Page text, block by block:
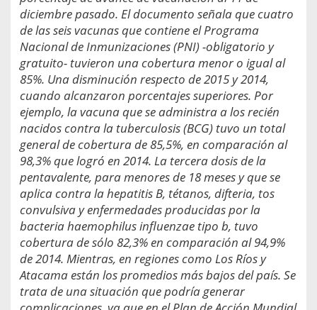
diciembre pasado. El documento señala que cuatro
de las seis vacunas que contiene el Programa
Nacional de Inmunizaciones (PNI) -obligatorio y
gratuito- tuvieron una cobertura menor o igual al
85%. Una disminución respecto de 2015 y 2014,
cuando alcanzaron porcentajes superiores. Por
ejemplo, la vacuna que se administra a los recién
nacidos contra la tuberculosis (BCG) tuvo un total
general de cobertura de 85,5%, en comparación al
98,3% que logró en 2014. La tercera dosis de la
pentavalente, para menores de 18 meses y que se
aplica contra la hepatitis B, tétanos, difteria, tos
convulsiva y enfermedades producidas por la
bacteria haemophilus influenzae tipo b, tuvo
cobertura de sólo 82,3% en comparación al 94,9%
de 2014. Mientras, en regiones como Los Ríos y
Atacama están los promedios más bajos del país. Se
trata de una situación que podría generar